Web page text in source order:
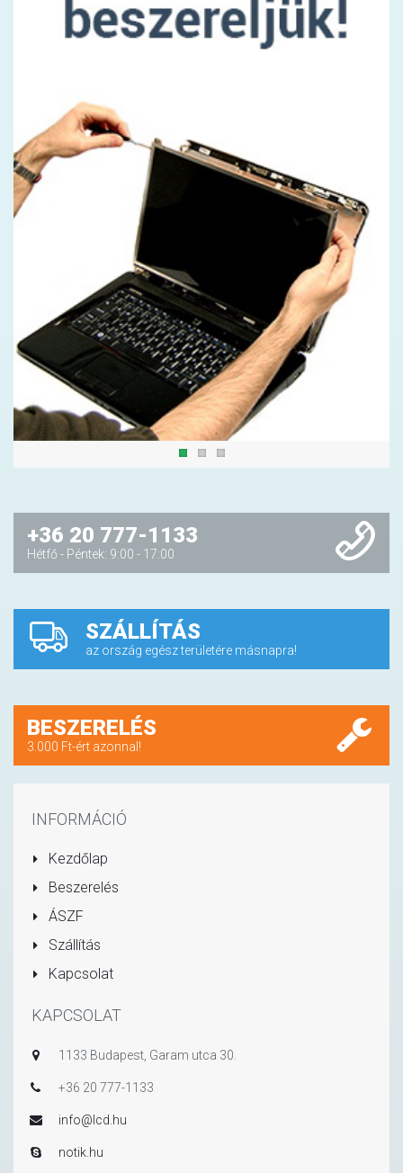
+36 20 777-1133
Hétfő - Péntek: 9:00 - 17:00
SZÁLLÍTÁS
az ország egész területére másnapra!
BESZERELÉS
3.000 Ft-ért azonnal!
INFORMÁCIÓ
Kezdőlap
Beszerelés
ÁSZF
Szállítás
Kapcsolat
KAPCSOLAT
1133 Budapest, Garam utca 30.
+36 20 777-1133
info@lcd.hu
notik.hu